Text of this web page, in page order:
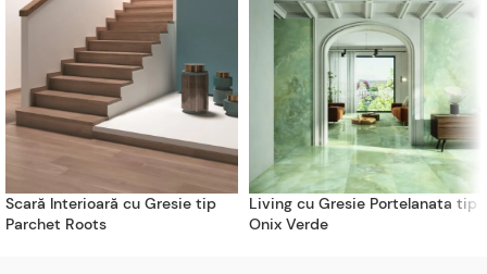
Scară Interioară cu Gresie tip
Parchet Roots
Living cu Gresie Portelanata tip
Onix Verde